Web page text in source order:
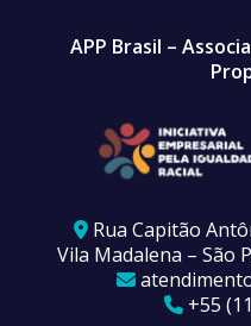
APP Brasil –
Rua Capitão
Vila Madalena – São
+55